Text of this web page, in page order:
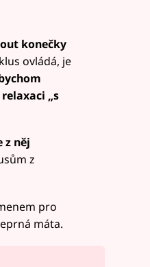
konečky
ovládá, je
„s
z něj
z
pro
máta.